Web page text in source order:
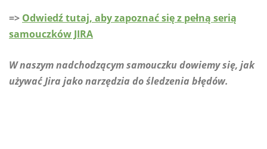
=> Odwiedź tutaj, aby zapoznać się z pełną serią
samouczków JIRA
W naszym nadchodzącym samouczku dowiemy się, jak
używać Jira jako narzędzia do śledzenia błędów.